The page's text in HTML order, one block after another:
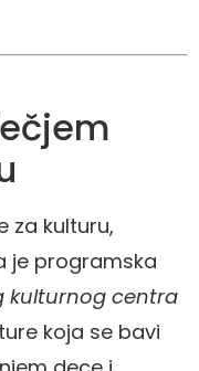
za kulturu,
je programska
kulturnog centra
koja se bavi